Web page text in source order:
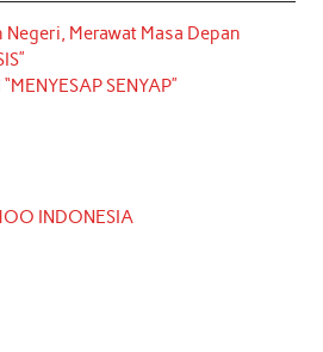
Negeri, Merawat Masa Depan
SENYAP”
INDONESIA